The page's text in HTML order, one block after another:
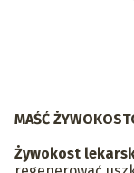
MAŚĆ
Żywokost